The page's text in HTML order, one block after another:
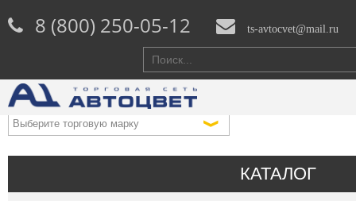
8 (800) 250-05-12 ts-avtocvet@mail.ru
КАТАЛОГ